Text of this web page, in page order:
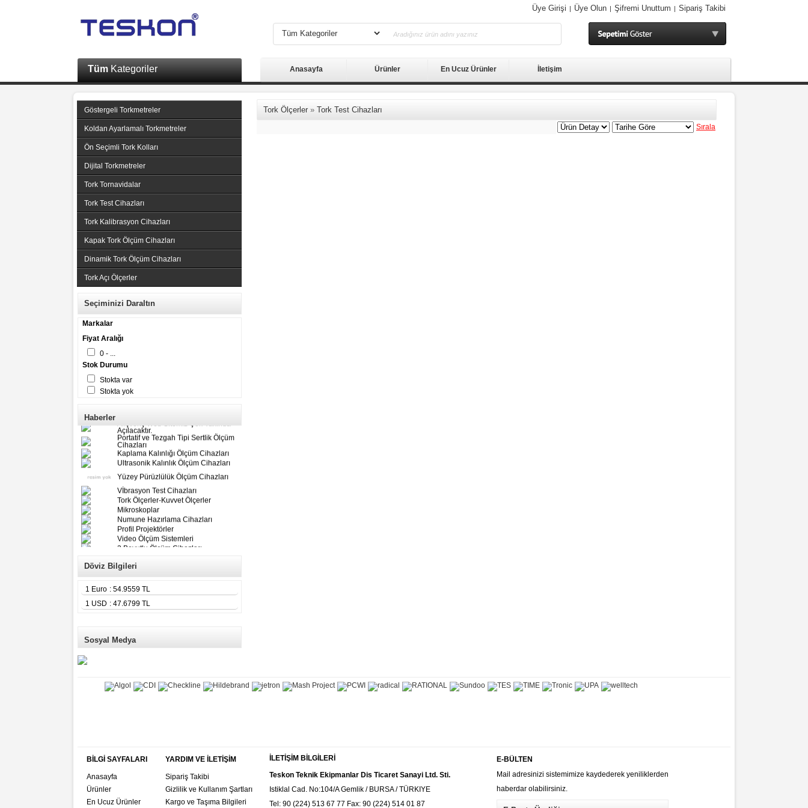
Üye Girişi | Üye Olun | Şifremi Unuttum | Sipariş Takibi
Tüm Kategoriler Anasayfa Ürünler En Ucuz Ürünler İletişim
Göstergeli Torkmetreler
Koldan Ayarlamalı Torkmetreler
Ön Seçimli Tork Kolları
Dijital Torkmetreler
Tork Tornavidalar
Tork Test Cihazları
Tork Kalibrasyon Cihazları
Kapak Tork Ölçüm Cihazları
Dinamik Tork Ölçüm Cihazları
Tork Açı Ölçerler
Seçiminizi Daraltın
Markalar
Fiyat Aralığı
0 - ...
Stok Durumu
Stokta var
Stokta yok
Haberler
Açılacaktır.
Portatif ve Tezgah Tipi Sertlik Ölçüm
Cihazları
Kaplama Kalınlığı Ölçüm Cihazları
Ultrasonik Kalınlık Ölçüm Cihazları
Yüzey Pürüzlülük Ölçüm Cihazları
Vİbrasyon Test Cihazları
Tork Ölçerler-Kuvvet Ölçerler
Mikroskoplar
Numune Hazırlama Cihazları
Profil Projektörler
Video Ölçüm Sistemleri
3 Boyutlu Ölçüm Cihazları
Beton Test Cihazları
Impact Test Cihazları
Boya Kontrol Test Cihazları
Çevresel Ölçüm Cihazları
El Tipi Ölçüm Cihazları
Döviz Bilgileri
1 Euro : 54.9559 TL
1 USD : 47.6799 TL
Sosyal Medya
Tork Ölçerler » Tork Test Cihazları
Sırala
BİLGİ SAYFALARI
Anasayfa
Ürünler
En Ucuz Ürünler
YARDIM VE İLETİŞİM
Sipariş Takibi
Gizlilik ve Kullanım Şartları
Kargo ve Taşıma Bilgileri
İLETİŞİM BİLGİLERİ
Teskon Teknik Ekipmanlar Dis Ticaret Sanayi Ltd. Sti.
Istiklal Cad. No:104/A Gemlik / BURSA / TÜRKIYE
Tel: 90 (224) 513 67 77 Fax: 90 (224) 514 01 87
E-BÜLTEN
Mail adresinizi sistemimize kaydederek yeniliklerden
haberdar olabilirsiniz.